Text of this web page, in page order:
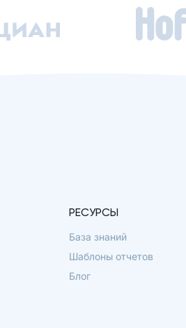
РЕСУРСЫ
База знаний
Шаблоны отчетов
Блог